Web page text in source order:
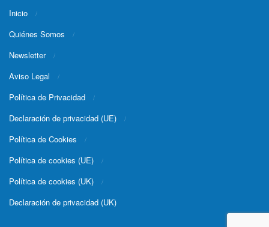
Inicio
Quiénes Somos
Newsletter
Aviso Legal
Política de Privacidad
Declaración de privacidad (UE)
Política de Cookies
Política de cookies (UE)
Política de cookies (UK)
Declaración de privacidad (UK)